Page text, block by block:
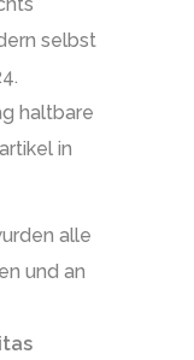
selbst
haltbare
in
alle
und an